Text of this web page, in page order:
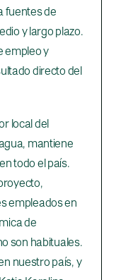
fuentes de
y largo plazo.
empleo y
directo del
local del
mantiene
todo el país.
empleados en
de
son habituales.
nuestro país, y